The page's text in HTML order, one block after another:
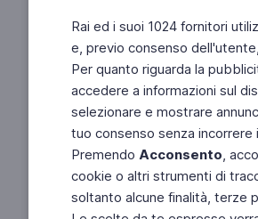
Rai ed i suoi 1024 fornitori
e, previo consenso
Per quanto riguarda la
accedere a informazioni sul
selezionare e mostrare
tuo consenso senza incorrere
Premendo Acconsento,
cookie o altri strumenti di
soltanto alcune finalità, terze